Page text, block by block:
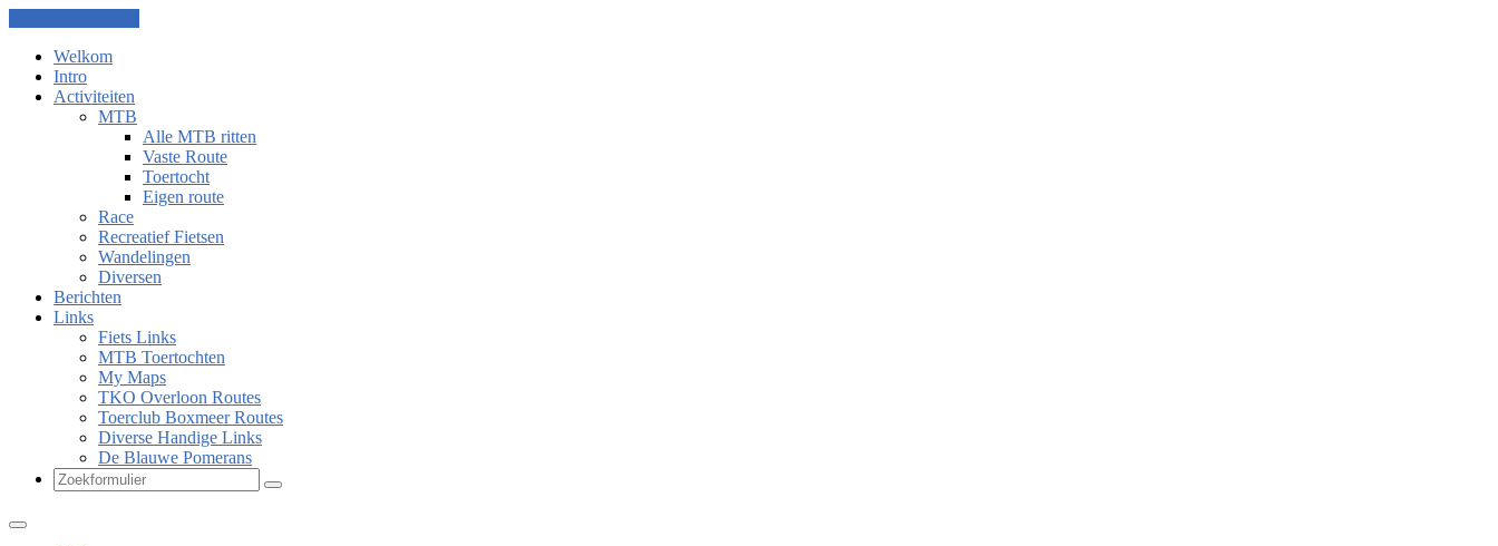
Welkom
Intro
Activiteiten
MTB
Alle MTB ritten
Vaste Route
Toertocht
Eigen route
Race
Recreatief Fietsen
Wandelingen
Diversen
Berichten
Links
Fiets Links
MTB Toertochten
My Maps
TKO Overloon Routes
Toerclub Boxmeer Routes
Diverse Handige Links
De Blauwe Pomerans
Zoeken